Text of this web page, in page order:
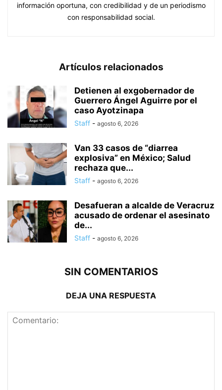
información oportuna, con credibilidad y de un periodismo
con responsabilidad social.
Artículos relacionados
Detienen al exgobernador de
Guerrero Ángel Aguirre por el
caso Ayotzinapa
Staff - agosto 6, 2026
Van 33 casos de “diarrea
explosiva” en México; Salud
rechaza que...
Staff - agosto 6, 2026
Desafueran a alcalde de Veracruz
acusado de ordenar el asesinato
de...
Staff - agosto 6, 2026
SIN COMENTARIOS
DEJA UNA RESPUESTA